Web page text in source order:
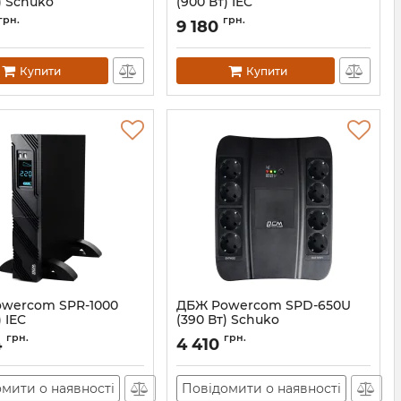
Купити
Артикул: 00210150
9 180 грн.
Купити
SPR-1000
IEC
грн.
о наявності
ДБЖ Powercom SPD-650U
(390 Вт) Schuko
Артикул: 00210174
4 410 грн.
Повідомити о наявності